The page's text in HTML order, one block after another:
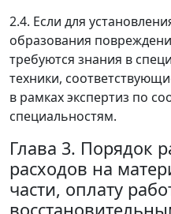
2.4. Если для
образования
требуются знания в
техники,
в рамках экспертиз по
специальностям.
Глава 3. Порядок
расходов на
части, оплату